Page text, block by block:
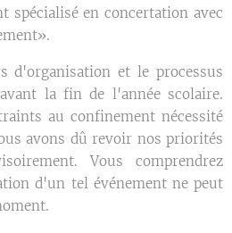
spécialisé en concertation avec
d'organisation et le processus
la fin de l'année scolaire.
au confinement nécessité
avons dû revoir nos priorités
Vous comprendrez
d'un tel événement ne peut